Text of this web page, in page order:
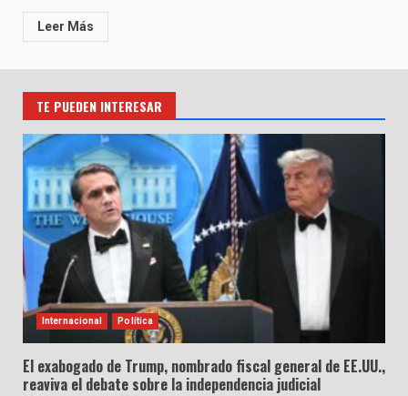
Leer Más
TE PUEDEN INTERESAR
Internacional Política
El exabogado de Trump, nombrado fiscal general de EE.UU.,
reaviva el debate sobre la independencia judicial